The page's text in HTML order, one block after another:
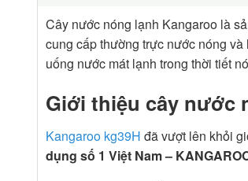
Cây nước nóng lạnh Kangaroo là
cung cấp thường trực nước nóng
uống nước mát lạnh trong thời tiết
Giới thiệu cây nước
Kangaroo kg39H đã vượt lên khỏi
dụng số 1 Việt Nam –